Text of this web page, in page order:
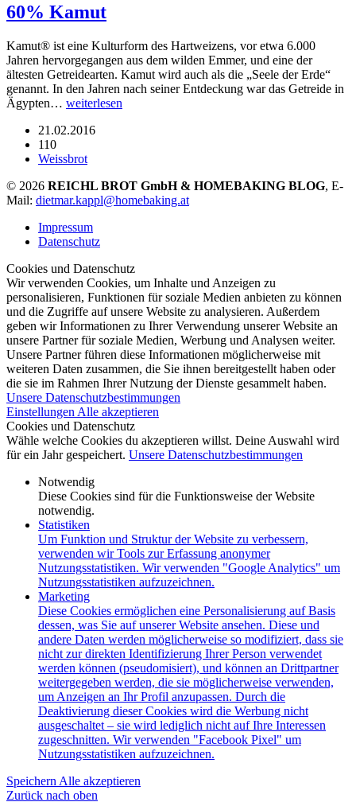
60% Kamut
Kamut® ist eine Kulturform des Hartweizens, vor etwa 6.000
Jahren hervorgegangen aus dem wilden Emmer, und eine der
ältesten Getreidearten. Kamut wird auch als die „Seele der Erde“
genannt. In den Jahren nach seiner Entdeckung war das Getreide in
Ägypten… weiterlesen
21.02.2016
110
Weissbrot
© 2026 REICHL BROT GmbH & HOMEBAKING BLOG, E-
Mail: dietmar.kappl@homebaking.at
Impressum
Datenschutz
Cookies und Datenschutz
Wir verwenden Cookies, um Inhalte und Anzeigen zu
personalisieren, Funktionen für soziale Medien anbieten zu können
und die Zugriffe auf unsere Website zu analysieren. Außerdem
geben wir Informationen zu Ihrer Verwendung unserer Website an
unsere Partner für soziale Medien, Werbung und Analysen weiter.
Unsere Partner führen diese Informationen möglicherweise mit
weiteren Daten zusammen, die Sie ihnen bereitgestellt haben oder
die sie im Rahmen Ihrer Nutzung der Dienste gesammelt haben.
Unsere Datenschutzbestimmungen
Einstellungen Alle akzeptieren
Cookies und Datenschutz
Wähle welche Cookies du akzeptieren willst. Deine Auswahl wird
für ein Jahr gespeichert. Unsere Datenschutzbestimmungen
Notwendig
Diese Cookies sind für die Funktionsweise der Website
notwendig.
Statistiken
Um Funktion und Struktur der Website zu verbessern,
verwenden wir Tools zur Erfassung anonymer
Nutzungsstatistiken. Wir verwenden "Google Analytics" um
Nutzungsstatistiken aufzuzeichnen.
Marketing
Diese Cookies ermöglichen eine Personalisierung auf Basis
dessen, was Sie auf unserer Website ansehen. Diese und
andere Daten werden möglicherweise so modifiziert, dass sie
nicht zur direkten Identifizierung Ihrer Person verwendet
werden können (pseudomisiert), und können an Drittpartner
weitergegeben werden, die sie möglicherweise verwenden,
um Anzeigen an Ihr Profil anzupassen. Durch die
Deaktivierung dieser Cookies wird die Werbung nicht
ausgeschaltet – sie wird lediglich nicht auf Ihre Interessen
zugeschnitten. Wir verwenden "Facebook Pixel" um
Nutzungsstatistiken aufzuzeichnen.
Speichern Alle akzeptieren
Zurück nach oben